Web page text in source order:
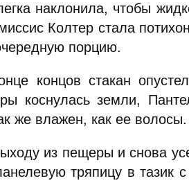
наклонила, чтобы
Колтер стала
порцию.
концов стакан
коснулась земли,
же влажен, как ее
из пещеры и снова
тряпицу в тазик